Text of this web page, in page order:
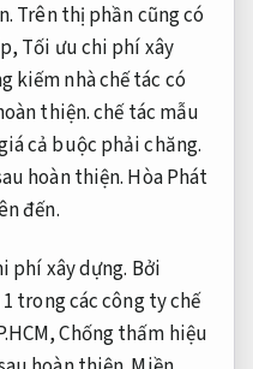
Trên thị phần cũng có
Tối ưu chi phí xây
kiếm nhà chế tác có
thiện.chế tác mẫu
cả buộc phải chăng.
hoàn thiện. Hòa Phát
đến.
phí xây dựng. Bởi
trong các công ty chế
Chống thấm hiệu